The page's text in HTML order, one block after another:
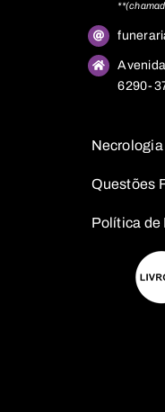
6290-
Necrologia
Questões
Política de